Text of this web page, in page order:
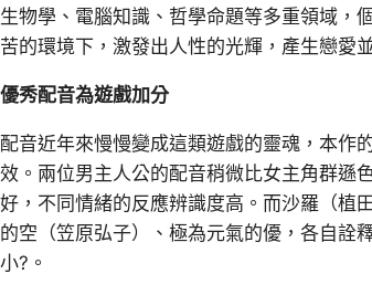
生物學、電腦知識、哲學命題等多重領域，
苦的環境下，激發出人性的光輝，產生戀愛
優秀配音為遊戲加分
配音近年來慢慢變成這類遊戲的靈魂，本作
效。兩位男主人公的配音稍微比女主角群遜
好，不同情緒的反應辨識度高。而沙羅（植
的空（笠原弘子）、極為元氣的優，各自詮
小?。